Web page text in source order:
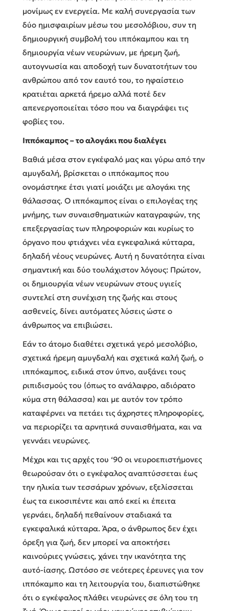
μονίμως εν ενεργεία. Με καλή συνεργασία των
δύο ημισφαιρίων μέσω του μεσολόβιου, συν τη
δημιουργική συμβολή του ιππόκαμπου και τη
δημιουργία νέων νευρώνων, με ήρεμη ζωή,
αυτογνωσία και αποδοχή των δυνατοτήτων του
ανθρώπου από τον εαυτό του, το ηφαίστειο
κρατιέται αρκετά ήρεμο αλλά ποτέ δεν
απενεργοποιείται τόσο που να διαγράψει τις
φοβίες του.
Ιππόκαμπος – το αλογάκι που διαλέγει
Βαθιά μέσα στον εγκέφαλό μας και γύρω από την
αμυγδαλή, βρίσκεται ο ιππόκαμπος που
ονομάστηκε έτσι γιατί μοιάζει με αλογάκι της
θάλασσας. Ο ιππόκαμπος είναι ο επιλογέας της
μνήμης, των συναισθηματικών καταγραφών, της
επεξεργασίας των πληροφοριών και κυρίως το
όργανο που φτιάχνει νέα εγκεφαλικά κύτταρα,
δηλαδή νέους νευρώνες. Αυτή η δυνατότητα είναι
σημαντική και δύο τουλάχιστον λόγους: Πρώτον,
οι δημιουργία νέων νευρώνων στους υγιείς
συντελεί στη συνέχιση της ζωής και στους
ασθενείς, δίνει αυτόματες λύσεις ώστε ο
άνθρωπος να επιβιώσει.
Εάν το άτομο διαθέτει σχετικά γερό μεσολόβιο,
σχετικά ήρεμη αμυγδαλή και σχετικά καλή ζωή, ο
ιππόκαμπος, ειδικά στον ύπνο, αυξάνει τους
ριπιδισμούς του (όπως το ανάλαφρο, αδιόρατο
κύμα στη θάλασσα) και με αυτόν τον τρόπο
καταφέρνει να πετάει τις άχρηστες πληροφορίες,
να περιορίζει τα αρνητικά συναισθήματα, και να
γεννάει νευρώνες.
Μέχρι και τις αρχές του ‘90 οι νευροεπιστήμονες
θεωρούσαν ότι ο εγκέφαλος αναπτύσσεται έως
την ηλικία των τεσσάρων χρόνων, εξελίσσεται
έως τα εικοσιπέντε και από εκεί κι έπειτα
γερνάει, δηλαδή πεθαίνουν σταδιακά τα
εγκεφαλικά κύτταρα. Άρα, ο άνθρωπος δεν έχει
όρεξη για ζωή, δεν μπορεί να αποκτήσει
καινούριες γνώσεις, χάνει την ικανότητα της
αυτό-ίασης. Ωστόσο σε νεότερες έρευνες για τον
ιππόκαμπο και τη λειτουργία του, διαπιστώθηκε
ότι ο εγκέφαλος πλάθει νευρώνες σε όλη του τη